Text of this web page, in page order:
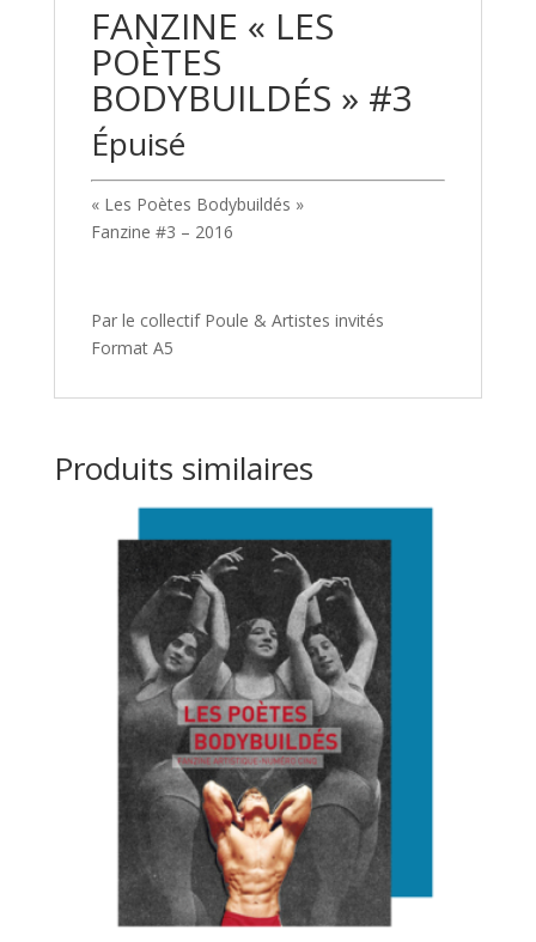
FANZINE « LES
POÈTES
BODYBUILDÉS » #3
Épuisé
« Les Poètes Bodybuildés »
Fanzine #3 – 2016
Par le collectif Poule & Artistes invités
Format A5
Produits similaires